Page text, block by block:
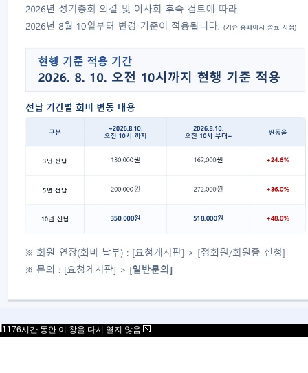
대표자 : 송필재
사업자번호 : 617-82-77792
서울특별시 강남구 봉은사로 125 스파
1176시간 동안 이 창을 다시 열지 않음